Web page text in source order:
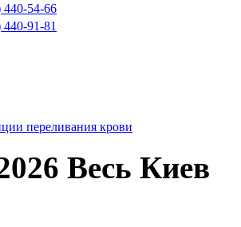
440-54-66
440-91-81
переливания крови
Весь Киев